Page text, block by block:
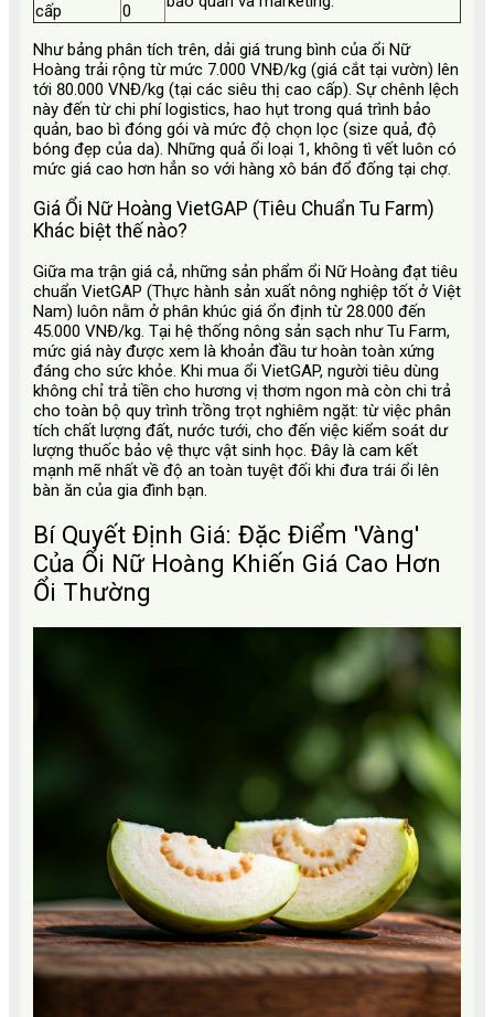
cấp
0
Như bảng phân tích trên, dải giá trung bình của ổi Nữ
Hoàng trải rộng từ mức 7.000 VNĐ/kg (giá cắt tại vườn) lên
tới 80.000 VNĐ/kg (tại các siêu thị cao cấp). Sự chênh lệch
này đến từ chi phí logistics, hao hụt trong quá trình bảo
quản, bao bì đóng gói và mức độ chọn lọc (size quả, độ
bóng đẹp của da). Những quả ổi loại 1, không tì vết luôn có
mức giá cao hơn hẳn so với hàng xô bán đổ đống tại chợ.
Giá Ổi Nữ Hoàng VietGAP (Tiêu Chuẩn Tu Farm)
Khác biệt thế nào?
Giữa ma trận giá cả, những sản phẩm ổi Nữ Hoàng đạt tiêu
chuẩn VietGAP (Thực hành sản xuất nông nghiệp tốt ở Việt
Nam) luôn nằm ở phân khúc giá ổn định từ 28.000 đến
45.000 VNĐ/kg. Tại hệ thống nông sản sạch như Tu Farm,
mức giá này được xem là khoản đầu tư hoàn toàn xứng
đáng cho sức khỏe. Khi mua ổi VietGAP, người tiêu dùng
không chỉ trả tiền cho hương vị thơm ngon mà còn chi trả
cho toàn bộ quy trình trồng trọt nghiêm ngặt: từ việc phân
tích chất lượng đất, nước tưới, cho đến việc kiểm soát dư
lượng thuốc bảo vệ thực vật sinh học. Đây là cam kết
mạnh mẽ nhất về độ an toàn tuyệt đối khi đưa trái ổi lên
bàn ăn của gia đình bạn.
Bí Quyết Định Giá: Đặc Điểm 'Vàng'
Của Ổi Nữ Hoàng Khiến Giá Cao Hơn
Ổi Thường